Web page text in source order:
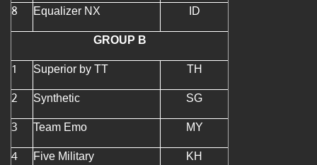
8
Equalizer NX
ID
GROUP B
1
Superior by TT
TH
2
Synthetic
SG
3
Team Emo
MY
4
Five Military
KH